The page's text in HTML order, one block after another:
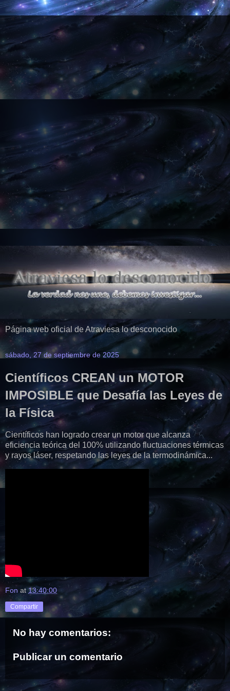
Página web oficial de Atraviesa lo desconocido
sábado, 27 de septiembre de 2025
Científicos CREAN un MOTOR
IMPOSIBLE que Desafía las Leyes de
la Física
Científicos han logrado crear un motor que alcanza
eficiencia teórica del 100% utilizando fluctuaciones térmicas
y rayos láser, respetando las leyes de la termodinámica...
Fon at 13:40:00
Compartir
No hay comentarios:
Publicar un comentario